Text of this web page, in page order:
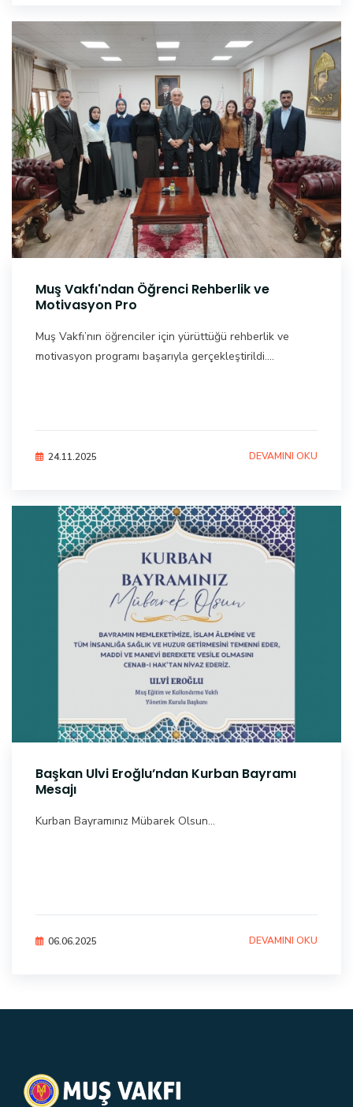
Muş Vakfı'ndan Öğrenci Rehberlik ve
Motivasyon Pro
Muş Vakfı’nın öğrenciler için yürüttüğü rehberlik ve
motivasyon programı başarıyla gerçekleştirildi....
24.11.2025 DEVAMINI OKU
Başkan Ulvi Eroğlu’ndan Kurban Bayramı
Mesajı
Kurban Bayramınız Mübarek Olsun...
06.06.2025 DEVAMINI OKU